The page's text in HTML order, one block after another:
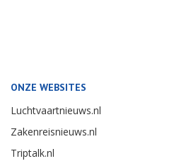
ONZE WEBSITES
Luchtvaartnieuws.nl
Zakenreisnieuws.nl
Triptalk.nl